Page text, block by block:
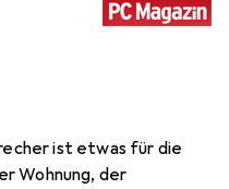
ist etwas für die
Wohnung, der